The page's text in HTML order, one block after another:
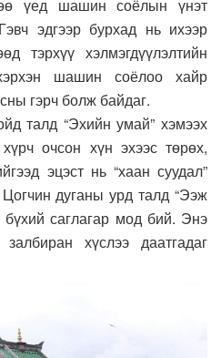
үед шашин соёлын үнэт
эдгээр бурхад нь ихээр
тэрхүү хэлмэгдүүлэлтийн
шашин соёлоо хайр
гэрч болж байдаг.
талд “Эхийн умай” хэмээх
очсон хүн эхээс төрөх,
эцэст нь “хаан суудал”
дуганы урд талд “Ээж
саглагар мод бий. Энэ
хүслээ даатгадаг